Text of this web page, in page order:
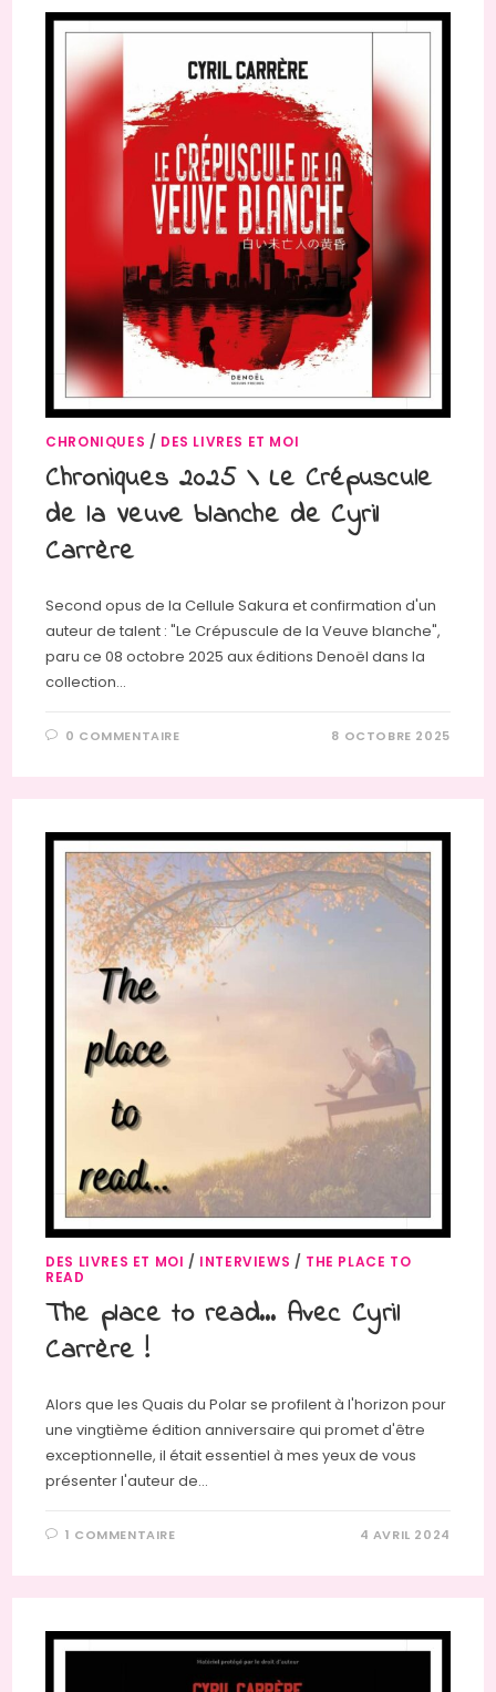
CHRONIQUES / DES LIVRES ET MOI
Chroniques 2025 \ Le Crépuscule
de la Veuve blanche de Cyril
Carrère
Second opus de la Cellule Sakura et confirmation d'un
auteur de talent : "Le Crépuscule de la Veuve blanche",
paru ce 08 octobre 2025 aux éditions Denoël dans la
collection…
0 COMMENTAIRE 8 OCTOBRE 2025
DES LIVRES ET MOI / INTERVIEWS / THE PLACE TO
READ
The place to read… Avec Cyril
Carrère !
Alors que les Quais du Polar se profilent à l'horizon pour
une vingtième édition anniversaire qui promet d'être
exceptionnelle, il était essentiel à mes yeux de vous
présenter l'auteur de…
1 COMMENTAIRE 4 AVRIL 2024